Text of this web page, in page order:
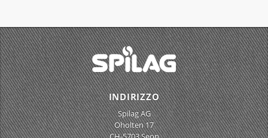
INDIRIZZO
Spilag AG
Oholten 17